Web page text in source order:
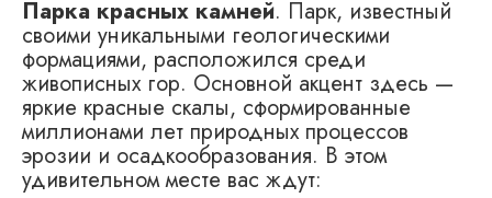
Парка красных камней. Парк, известный
своими уникальными геологическими
формациями, расположился среди
живописных гор. Основной акцент здесь —
яркие красные скалы, сформированные
миллионами лет природных процессов
эрозии и осадкообразования. В этом
удивительном месте вас ждут: